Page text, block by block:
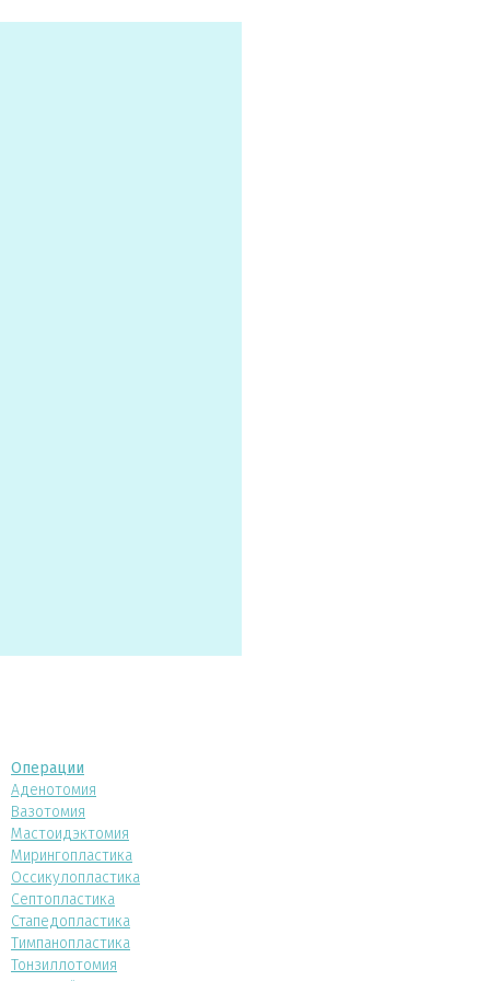
Операции
Аденотомия
Вазотомия
Мастоидэктомия
Мирингопластика
Оссикулопластика
Септопластика
Стапедопластика
Тимпанопластика
Тонзиллотомия